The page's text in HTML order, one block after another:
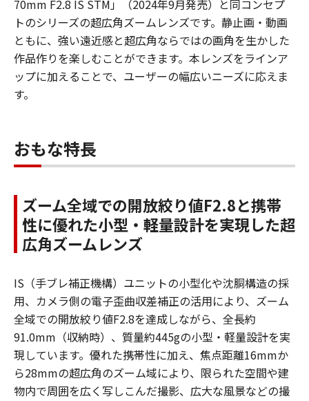
70mm F2.8 IS STM」（2024年9月発売）と同コンセプ
トのシリーズの超広角ズームレンズです。静止画・動画
ともに、強い遠近感と超広角ならではの画角を生かした
作品作りを楽しむことができます。本レンズをラインア
ップに加えることで、ユーザーの幅広いニーズに応えま
す。
おもな特長
ズーム全域での開放絞り値F2.8と携帯
性に優れた小型・軽量設計を実現した超
広角ズームレンズ
IS（手ブレ補正機構）ユニットの小型化や沈胴構造の採
用、カメラ側の電子歪曲収差補正の活用により、ズーム
全域での開放絞り値F2.8を達成しながら、全長約
91.0mm（収納時）、質量約445gの小型・軽量設計を実
現しています。優れた携帯性に加え、焦点距離16mmか
ら28mmの超広角のズーム域により、限られた空間や建
物内で周囲を広く写しこんだ撮影、広大な風景などの撮